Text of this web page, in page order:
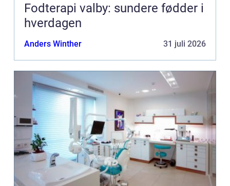
Fodterapi valby: sundere fødder i
hverdagen
Anders Winther 31 juli 2026